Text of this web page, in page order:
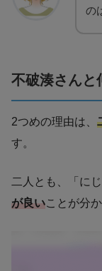
の
不破湊さんと
2つめの理由は、
す。
二人とも、「に
が良いことが分